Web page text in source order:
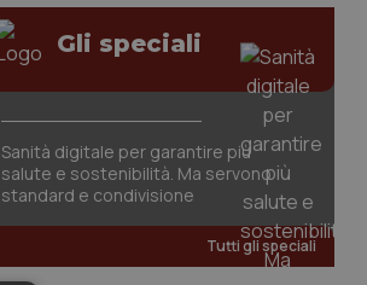
Gli speciali
Sanità digitale per garantire più
salute e sostenibilità. Ma servono
standard e condivisione
Tutti gli speciali